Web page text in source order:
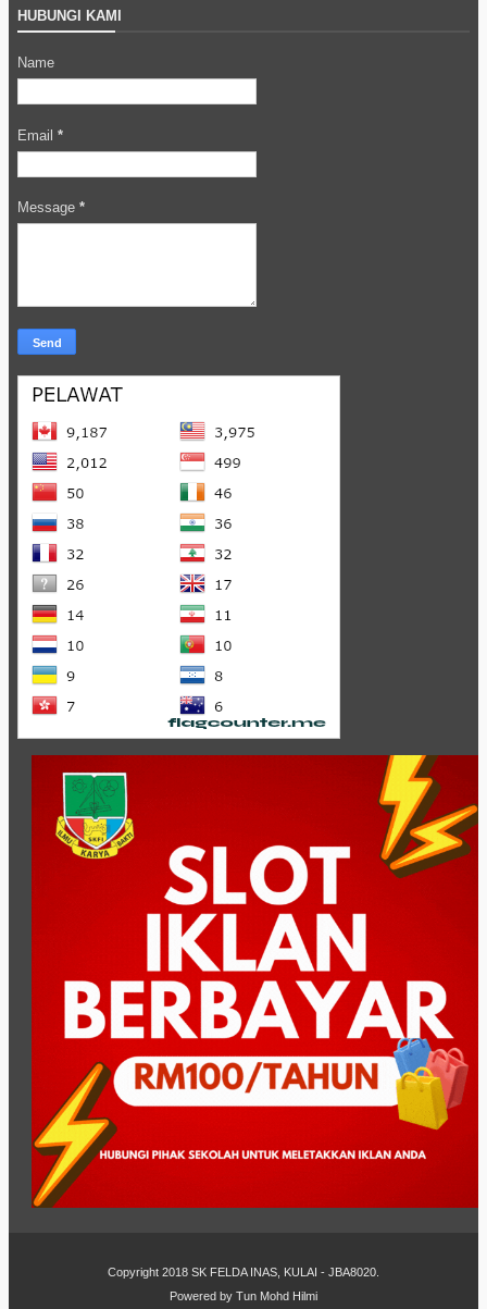
HUBUNGI KAMI
Name
Email *
Message *
Copyright 2018 SK FELDA INAS, KULAI - JBA8020.
Powered by Tun Mohd Hilmi